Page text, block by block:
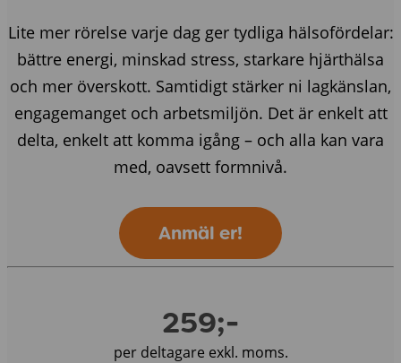
Lite mer rörelse varje dag ger tydliga hälsofördelar:
bättre energi, minskad stress, starkare hjärthälsa
och mer överskott. Samtidigt stärker ni lagkänslan,
engagemanget och arbetsmiljön. Det är enkelt att
delta, enkelt att komma igång – och alla kan vara
med, oavsett formnivå.
Anmäl er!
259;-
per deltagare exkl. moms.